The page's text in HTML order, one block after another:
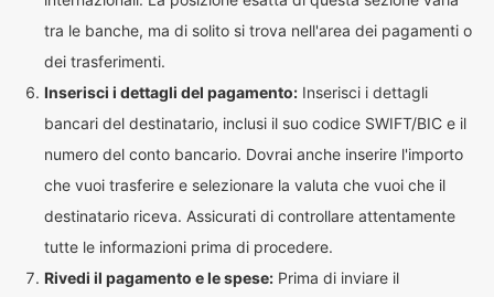
tra le banche, ma di solito si trova nell'area dei pagamenti o
dei trasferimenti.
Inserisci i dettagli del pagamento: Inserisci i dettagli
bancari del destinatario, inclusi il suo codice SWIFT/BIC e il
numero del conto bancario. Dovrai anche inserire l'importo
che vuoi trasferire e selezionare la valuta che vuoi che il
destinatario riceva. Assicurati di controllare attentamente
tutte le informazioni prima di procedere.
Rivedi il pagamento e le spese: Prima di inviare il